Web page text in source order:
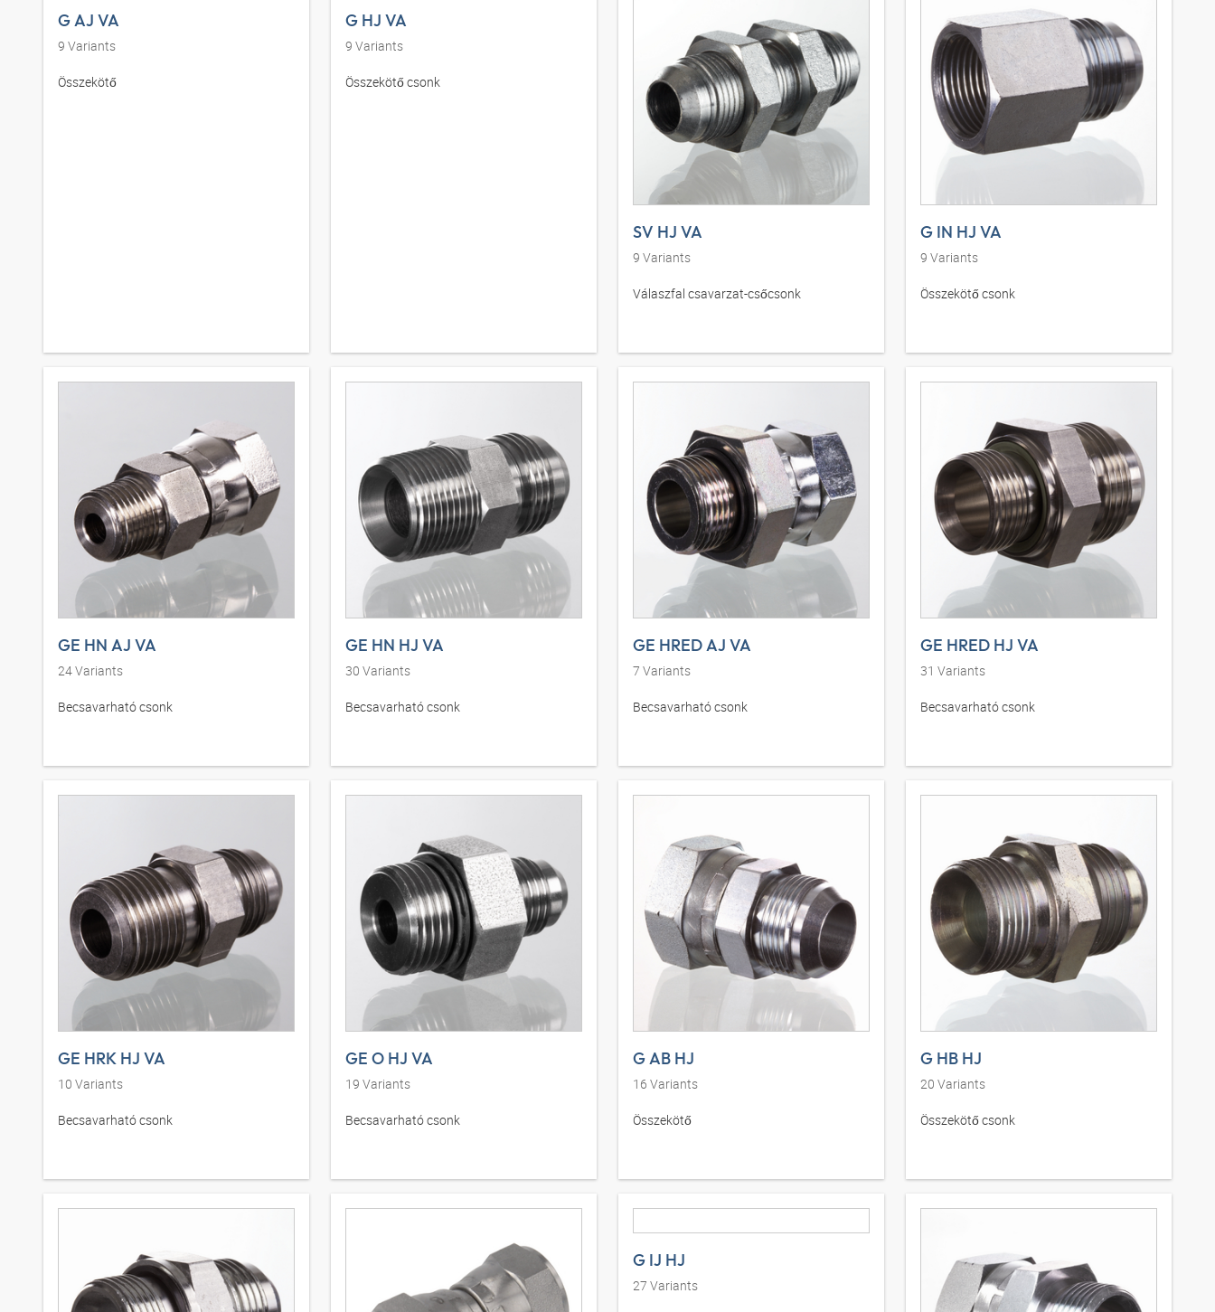
G AJ VA
9 Variants
Összekötő
G HJ VA
9 Variants
Összekötő csonk
SV HJ VA
9 Variants
Válaszfal csavarzat-csőcsonk
G IN HJ VA
9 Variants
Összekötő csonk
GE HN AJ VA
24Variants
Becsavarható csonk
GE HN HJ VA
30 Variants
Becsavarható csonk
GE HRED AJ VA
7 Variants
Becsavarható csonk
GE HRED HJ VA
31 Variants
Becsavarható csonk
GE HRK HJ VA
10 Variants
Becsavarható csonk
GE O HJ VA
19 Variants
Becsavarható csonk
G AB HJ
16 Variants
Összekötő
G HB HJ
20 Variants
Összekötő csonk
G IJ HJ
27 Variants